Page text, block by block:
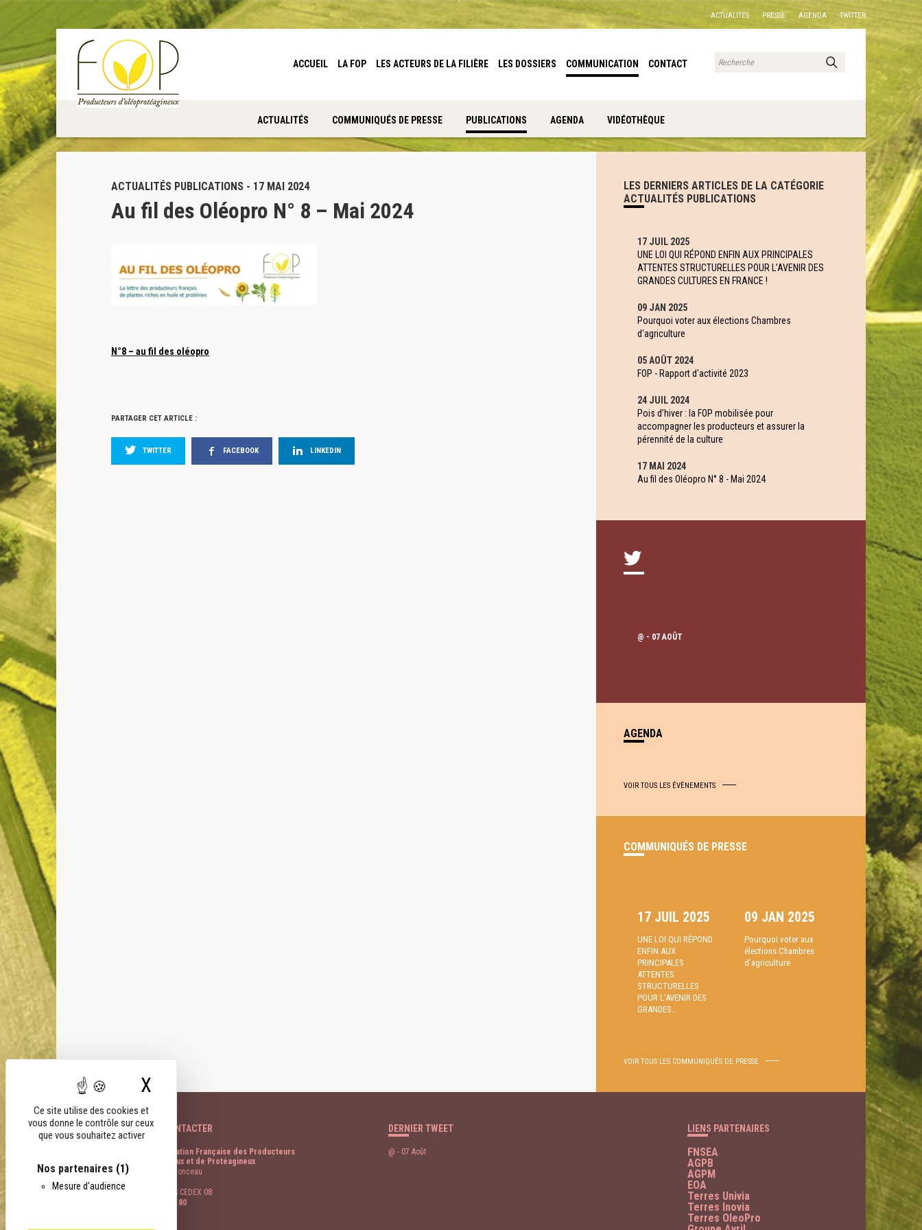
Panneau de gestion des cookies
Ce site utilise des cookies et
vous donne le contrôle sur ceux
que vous souhaitez activer
Nos partenaires (1)
Mesure d'audience
X
ACTUALITÉS PRESSE AGENDA TWITTER
ACCUEIL LA FOP LES ACTEURS DE LA FILIÈRE LES DOSSIERS COMMUNICATION
ACTUALITÉS COMMUNIQUÉS DE PRESSE PUBLICATIONS AGENDA VIDÉOTHÈQUE
CONTACT
ACTUALITÉS PUBLICATIONS - 17 MAI 2024
Au fil des Oléopro N° 8 – Mai 2024
N°8 – au fil des oléopro
PARTAGER CET ARTICLE :
TWITTER FACEBOOK LINKEDIN
LES DERNIERS ARTICLES DE LA CATÉGORIE
ACTUALITÉS PUBLICATIONS
17 JUIL 2025
UNE LOI QUI RÉPOND ENFIN AUX PRINCIPALES
ATTENTES STRUCTURELLES POUR L’AVENIR DES
GRANDES CULTURES EN FRANCE !
09 JAN 2025
Pourquoi voter aux élections Chambres
d'agriculture
05 AOÛT 2024
FOP - Rapport d'activité 2023
24 JUIL 2024
Pois d’hiver : la FOP mobilisée pour
accompagner les producteurs et assurer la
pérennité de la culture
17 MAI 2024
Au fil des Oléopro N° 8 - Mai 2024
@ - 07 AOÛT
AGENDA
VOIR TOUS LES ÉVÈNEMENTS
COMMUNIQUÉS DE PRESSE
17 JUIL 2025
UNE LOI QUI RÉPOND
ENFIN AUX
PRINCIPALES
ATTENTES
STRUCTURELLES
POUR L’AVENIR DES
GRANDES…
09 JAN 2025
Pourquoi voter aux
élections Chambres
d’agriculture
VOIR TOUS LES COMMUNIQUÉS DE PRESSE
NOUS CONTACTER
FOP Fédération Française des Producteurs
d’Oléagineux et de Protéagineux
11 rue de Monceau
75378 PARIS CEDEX 08
01 40 69 48 80
DERNIER TWEET
@ - 07 Août
LIENS PARTENAIRES
FNSEA
AGPB
AGPM
EOA
Terres Univia
Terres Inovia
Terres OleoPro